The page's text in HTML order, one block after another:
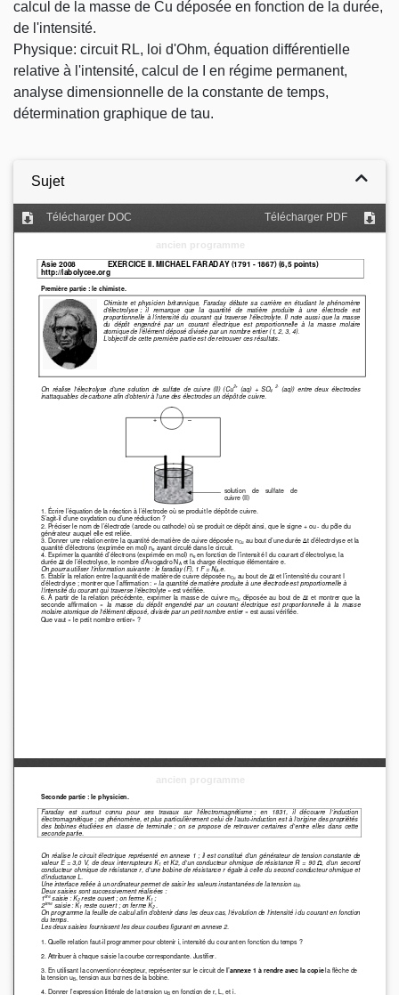
calcul de la masse de Cu déposée en fonction de la durée,
de l'intensité.
Physique: circuit RL, loi d'Ohm, équation différentielle
relative à l'intensité, calcul de I en régime permanent,
analyse dimensionnelle de la constante de temps,
détermination graphique de tau.
Sujet